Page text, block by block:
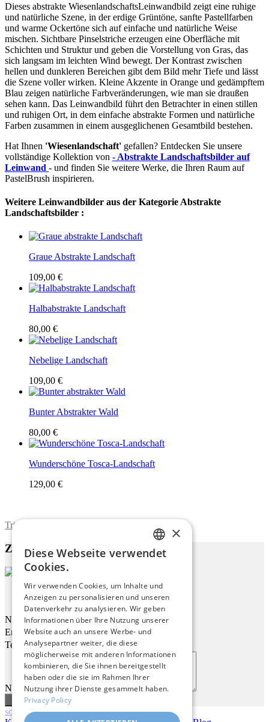
Dieses abstrakte WiesenlandschaftsLeinwandbild zeigt eine ruhige
und natürliche Szene, in der erdige Grüntöne, sanfte Pastellfarben
und warme Ockertöne sich auf einfache und natürliche Weise
mischen. Sichtbare Pinselstriche erzeugen eine Oberfläche mit
Schichten und Struktur und geben die Vorstellung von Gras, das
sich langsam im leichten Wind bewegt. Der Kontrast zwischen
hellen und dunkleren Bereichen gibt dem Bild mehr Tiefe und lässt
die Szene voller wirken. Kleine Akzente in Orange und gedämpftem
Blau zeigen natürliche Farbveränderungen, wie man sie draußen
sehen kann. Das Leinwandbild führt den Betrachter in einen stillen
und ruhigen Ort, in dem einfache abstrakte Formen und natürliche
Farben zusammen in einem ausgeglichenen Gesamtbild bestehen.
Hat Ihnen 'Wiesenlandschaft' gefallen? Entdecken Sie unsere
vollständige Kollektion von - Abstrakte Landschaftsbilder auf
Leinwand - und finden Sie weitere Werke, die Ihren Raum auf
PastelBrush inspirieren.
Weitere Leinwandbilder aus der Kategorie Abstrakte
Landschaftsbilder :
Graue Abstrakte Landschaft
109,00 €
Halbabstrakte Landschaft
80,00 €
Nebelige Landschaft
109,00 €
Bunter Abstrakter Wald
80,00 €
Wunderschöne Tosca-Landschaft
129,00 €
Trimite formularul
Zu diesem Werk
Wiesenlandschaft
Name
Email
Telefon
Nachricht
scroll
ENGLISH
GERMAN
FRENCH
×
Diese Webseite verwendet
Cookies.
Wir verwenden Cookies, um Inhalte und
Anzeigen zu personalisieren und unseren
Datenverkehr zu analysieren. Wir geben
Informationen über Ihre Nutzung unserer
Website auch an unsere Werbe- und
Analysepartner weiter, die diese
möglicherweise mit anderen Informationen
kombinieren, die Sie ihnen bereitgestellt
haben oder die sie im Rahmen Ihrer
Nutzung ihrer Dienste gesammelt haben.
Privacy Policy